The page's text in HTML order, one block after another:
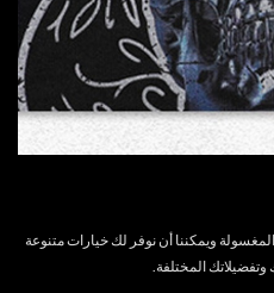
ويمكننا أن نوفر لك خيارات متنوعة
وتفضيلاتك المختلفة.